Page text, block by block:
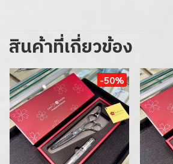
สินค้าที่เกี่ยวข้อง
-50%